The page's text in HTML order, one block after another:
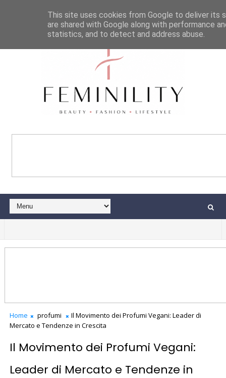
Home profumi
Il Movimento dei Profumi Vegani: Leader di
Mercato e Tendenze in Crescita
Il Movimento dei Profumi Vegani:
Leader di Mercato e Tendenze in
This site uses cookies from Google to deliver its
are shared with Google along with performance
statistics, and to detect and address abuse.